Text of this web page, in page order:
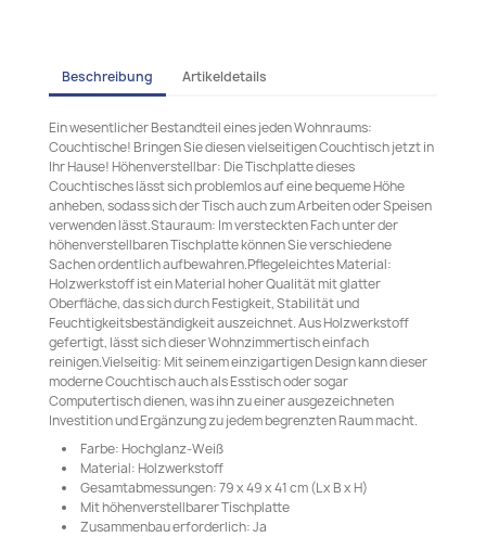
Beschreibung Artikeldetails
Ein wesentlicher Bestandteil eines jeden Wohnraums:
Couchtische! Bringen Sie diesen vielseitigen Couchtisch jetzt in
Ihr Hause! Höhenverstellbar: Die Tischplatte dieses
Couchtisches lässt sich problemlos auf eine bequeme Höhe
anheben, sodass sich der Tisch auch zum Arbeiten oder Speisen
verwenden lässt.Stauraum: Im versteckten Fach unter der
höhenverstellbaren Tischplatte können Sie verschiedene
Sachen ordentlich aufbewahren.Pflegeleichtes Material:
Holzwerkstoff ist ein Material hoher Qualität mit glatter
Oberfläche, das sich durch Festigkeit, Stabilität und
Feuchtigkeitsbeständigkeit auszeichnet. Aus Holzwerkstoff
gefertigt, lässt sich dieser Wohnzimmertisch einfach
reinigen.Vielseitig: Mit seinem einzigartigen Design kann dieser
moderne Couchtisch auch als Esstisch oder sogar
Computertisch dienen, was ihn zu einer ausgezeichneten
Investition und Ergänzung zu jedem begrenzten Raum macht.
Farbe: Hochglanz-Weiß
Material: Holzwerkstoff
Gesamtabmessungen: 79 x 49 x 41 cm (L x B x H)
Mit höhenverstellbarer Tischplatte
Zusammenbau erforderlich: Ja